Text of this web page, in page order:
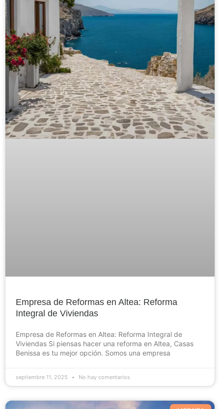
Empresa de Reformas en Altea: Reforma
Integral de Viviendas
Empresa de Reformas en Altea: Reforma Integral de
Viviendas Si piensas hacer una reforma en Altea, Casas
Benissa es tu mejor opción. Somos una empresa
septiembre 11, 2025 No hay comentarios